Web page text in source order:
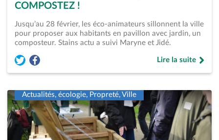
COMPOSTEZ !
Jusqu’au 28 février, les éco-animateurs sillonnent la ville
pour proposer aux habitants en pavillon avec jardin, un
composteur. Stains actu a suivi Maryne et Jidé.
Partager l'article « Porte à porte &#8211; Ouvrez,
Partager l'article « Porte à porte &#8211; Ouvrez,
Lire la suite
de « Porte à
Actualités, écologie, Propreté, Ville